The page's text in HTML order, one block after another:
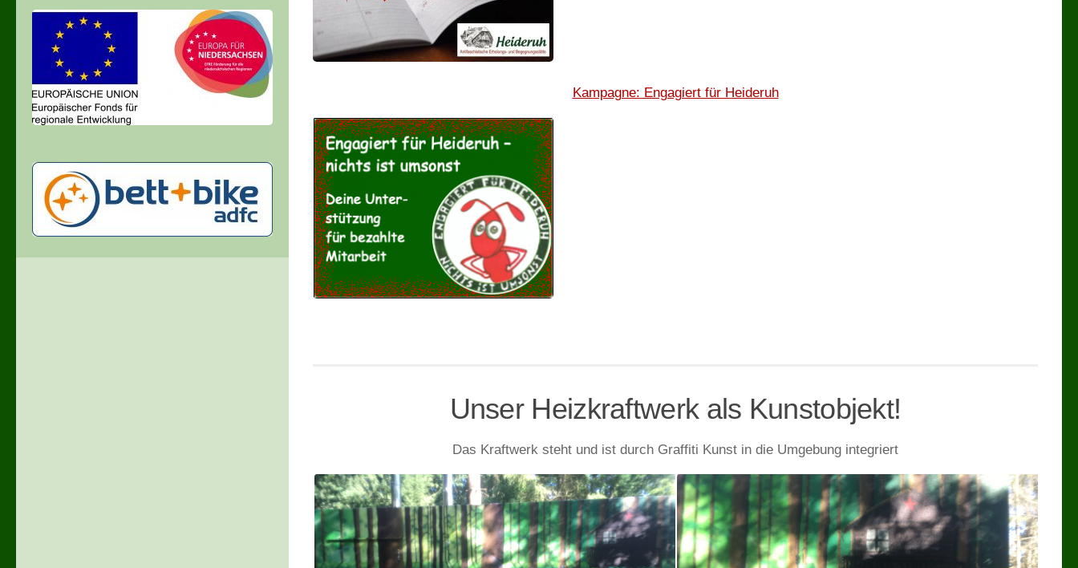
Kampagne: Engagiert für Heideruh
Unser Heizkraftwerk als Kunstobjekt!
Das Kraftwerk steht und ist durch Graffiti Kunst in die Umgebung integriert